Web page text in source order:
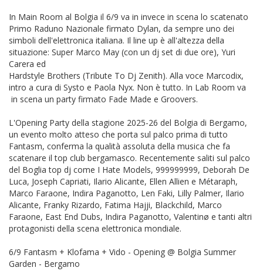
In Main Room al Bolgia il 6/9 va in invece in scena lo scatenato
Primo Raduno Nazionale firmato Dylan, da sempre uno dei
simboli dell'elettronica italiana. Il line up è all'altezza della
situazione: Super Marco May (con un dj set di due ore), Yuri
Carera ed
Hardstyle Brothers (Tribute To Dj Zenith). Alla voce Marcodix,
intro a cura di Systo e Paola Nyx. Non è tutto. In Lab Room va
in scena un party firmato Fade Made e Groovers.
L'Opening Party della stagione 2025-26 del Bolgia di Bergamo,
un evento molto atteso che porta sul palco prima di tutto
Fantasm, conferma la qualità assoluta della musica che fa
scatenare il top club bergamasco. Recentemente saliti sul palco
del Boglia top dj come I Hate Models, 999999999, Deborah De
Luca, Joseph Capriati, Ilario Alicante, Ellen Allien e Métaraph,
Marco Faraone, Indira Paganotto, Len Faki, Lilly Palmer, Ilario
Alicante, Franky Rizardo, Fatima Hajji, Blackchild, Marco
Faraone, East End Dubs, Indira Paganotto, Valentinø e tanti altri
protagonisti della scena elettronica mondiale.
6/9 Fantasm + Klofama + Vido - Opening @ Bolgia Summer
Garden - Bergamo